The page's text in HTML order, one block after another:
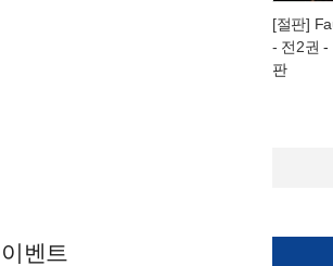
[절판]
- 전2권 -
판
이벤트